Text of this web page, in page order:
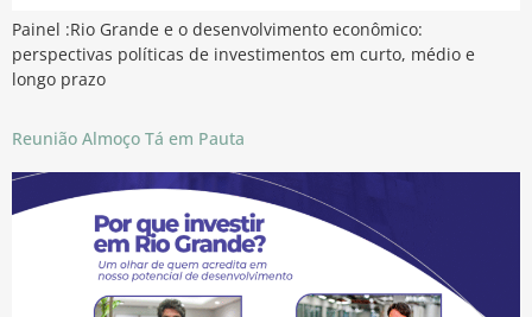
Painel :Rio Grande e o desenvolvimento econômico:
perspectivas políticas de investimentos em curto, médio e
longo prazo
Reunião Almoço Tá em Pauta